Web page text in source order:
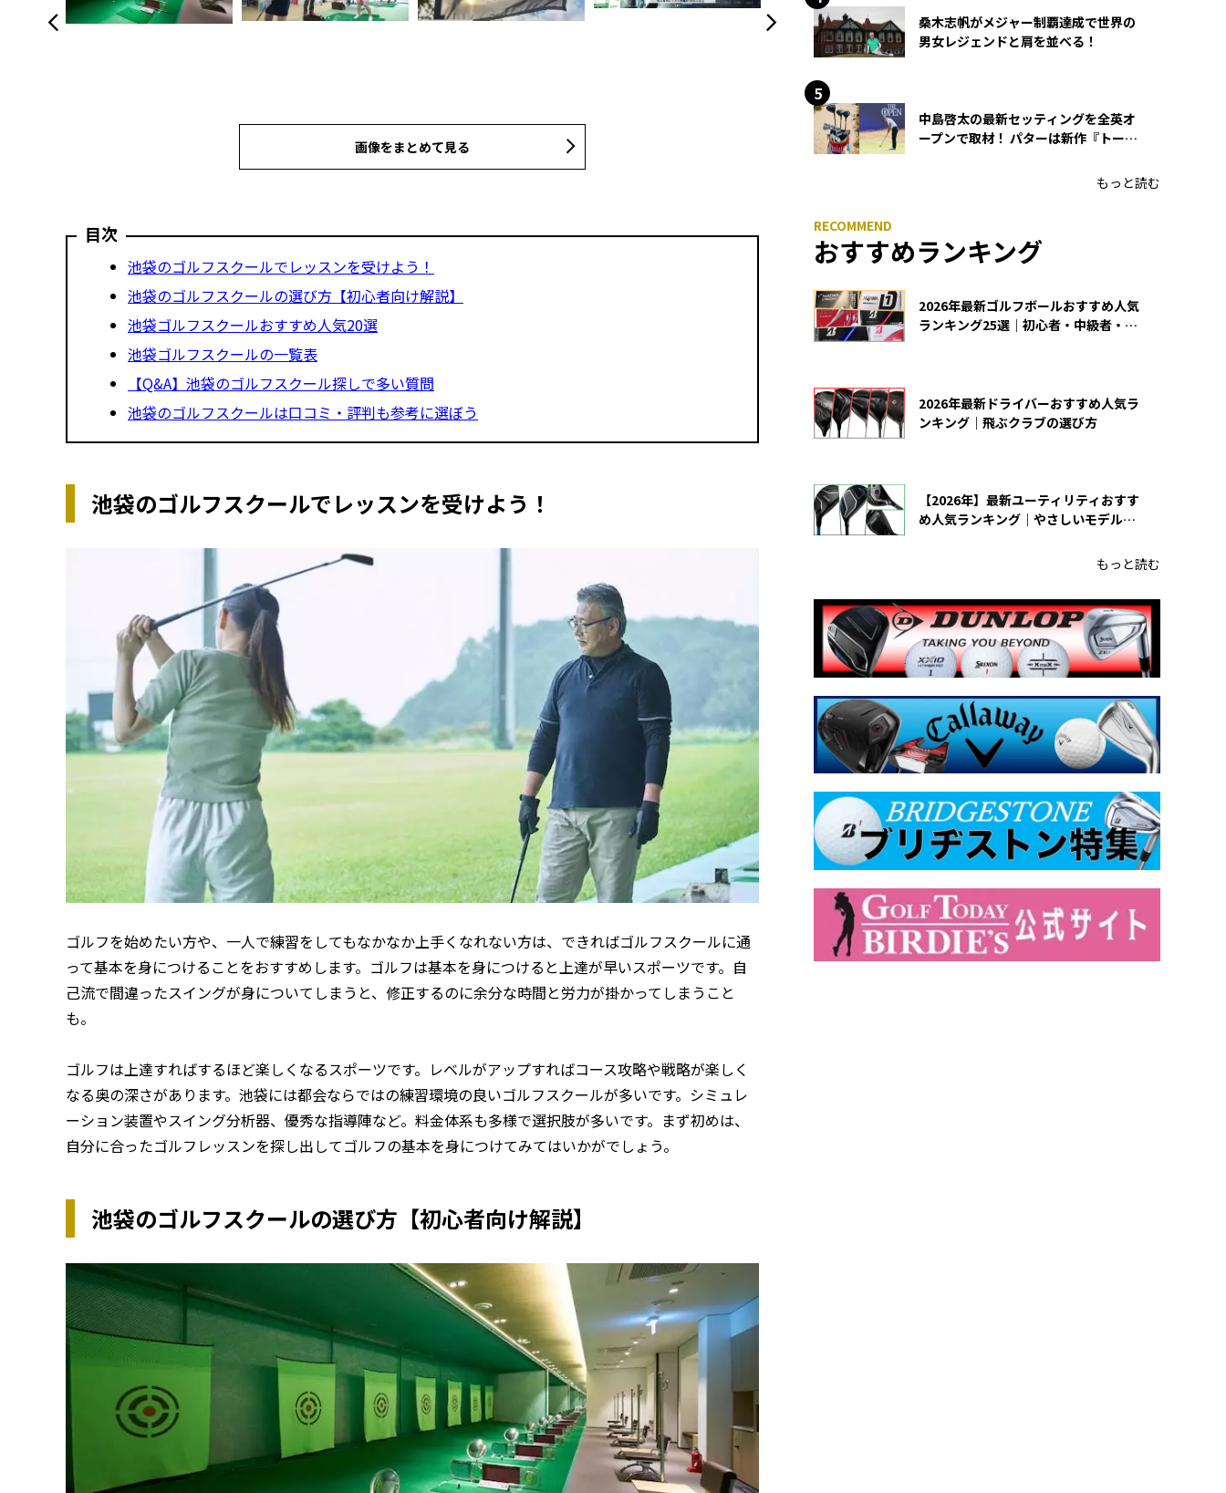
画像をまとめて見る
目次
池袋のゴルフスクールでレッスンを受けよう！
池袋のゴルフスクールの選び方【初心者向け解説】
池袋ゴルフスクールおすすめ人気20選
池袋ゴルフスクールの一覧表
【Q&A】池袋のゴルフスクール探しで多い質問
池袋のゴルフスクールは口コミ・評判も参考に選ぼう
池袋のゴルフスクールでレッスンを受けよう！
ゴルフを始めたい方や、一人で練習をしてもなかなか上手くなれない方は、できればゴルフスクールに通
って基本を身につけることをおすすめします。ゴルフは基本を身につけると上達が早いスポーツです。自
己流で間違ったスイングが身についてしまうと、修正するのに余分な時間と労力が掛かってしまうこと
も。
ゴルフは上達すればするほど楽しくなるスポーツです。レベルがアップすればコース攻略や戦略が楽しく
なる奥の深さがあります。池袋には都会ならではの練習環境の良いゴルフスクールが多いです。シミュレ
ーション装置やスイング分析器、優秀な指導陣など。料金体系も多様で選択肢が多いです。まず初めは、
自分に合ったゴルフレッスンを探し出してゴルフの基本を身につけてみてはいかがでしょう。
池袋のゴルフスクールの選び方【初心者向け解説】
桑木志帆がメジャー制覇達成で世界の
男女レジェンドと肩を並べる！
中島啓太の最新セッティングを全英オ
ープンで取材！ パターは新作『トーチ
もっと読む
おすすめランキング
2026年最新ゴルフボールおすすめ人気
ランキング25選｜初心者・中級者・上
2026年最新ドライバーおすすめ人気ラ
ンキング｜飛ぶクラブの選び方
【2026年】最新ユーティリティおすす
め人気ランキング｜やさしいモデルの
もっと読む